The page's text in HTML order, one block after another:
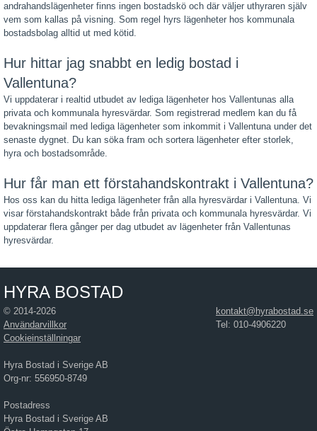
andrahandslägenheter finns ingen bostadskö och där väljer uthyraren själv
vem som kallas på visning. Som regel hyrs lägenheter hos kommunala
bostadsbolag alltid ut med kötid.
Hur hittar jag snabbt en ledig bostad i
Vallentuna?
Vi uppdaterar i realtid utbudet av lediga lägenheter hos Vallentunas alla
privata och kommunala hyresvärdar. Som registrerad medlem kan du få
bevakningsmail med lediga lägenheter som inkommit i Vallentuna under det
senaste dygnet. Du kan söka fram och sortera lägenheter efter storlek,
hyra och bostadsområde.
Hur får man ett förstahandskontrakt i Vallentuna?
Hos oss kan du hitta lediga lägenheter från alla hyresvärdar i Vallentuna. Vi
visar förstahandskontrakt både från privata och kommunala hyresvärdar. Vi
uppdaterar flera gånger per dag utbudet av lägenheter från Vallentunas
hyresvärdar.
HYRA BOSTAD
kontakt@hyrabostad.se
Tel: 010-4906220
© 2014-2026
Användarvillkor
Cookieinställningar
Hyra Bostad i Sverige AB
Org-nr: 556950-8749
Postadress
Hyra Bostad i Sverige AB